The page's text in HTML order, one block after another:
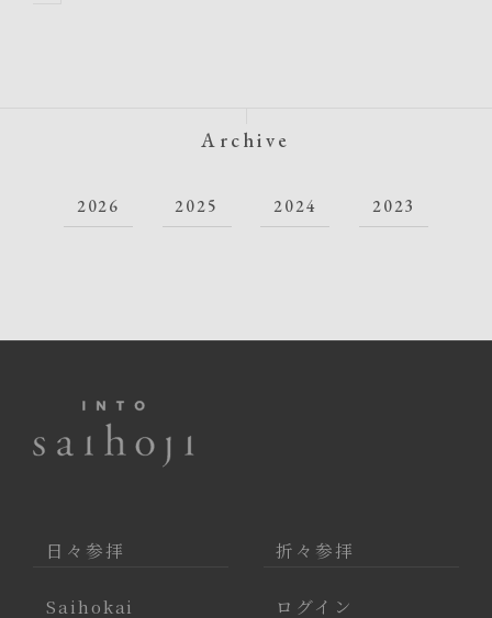
Archive
2026 2025 2024 2023
日々参拝 折々参拝
Saihokai ログイン